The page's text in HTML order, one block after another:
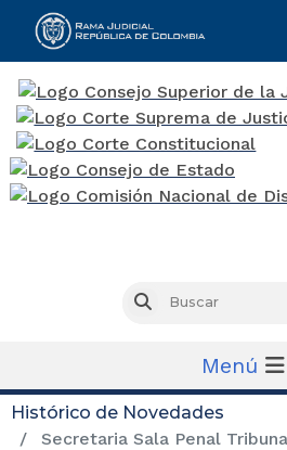
Buscar
Menú
Histórico de Novedades
Secretaria Sala Penal